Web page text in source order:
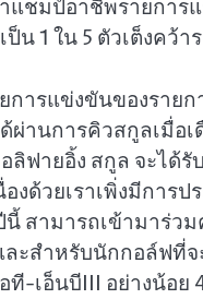
ชมป์อาชีพรายการ
1 ใน 5 ตัวเต็งคว้า
รแข่งขันของรายก
ผ่านการคิวสกูลเมื่
ฟายอิ้ง สกูล จะได้
งด้วยเราเพิ่งมีการ
สามารถเข้ามาร่ว
ะสำหรับนักกอล์ฟที่จ
ที-เอ็นบีIII อย่างน้อย